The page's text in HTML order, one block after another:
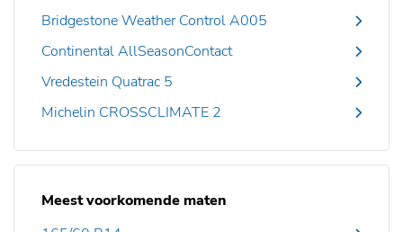
Bridgestone Weather Control A005
Continental AllSeasonContact
Vredestein Quatrac 5
Michelin CROSSCLIMATE 2
Meest voorkomende maten